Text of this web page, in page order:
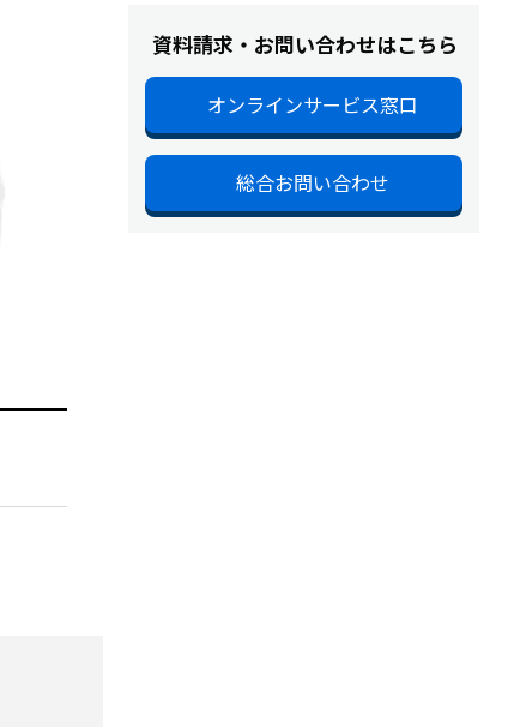
資料請求・お問い合わせはこちら
オンラインサービス窓口
総合お問い合わせ